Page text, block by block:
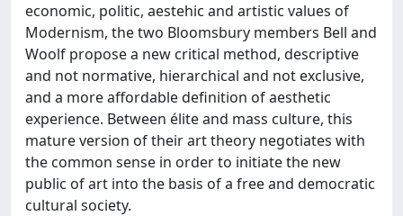
economic, politic, aestehic and artistic values of
Modernism, the two Bloomsbury members Bell and
Woolf propose a new critical method, descriptive
and not normative, hierarchical and not exclusive,
and a more affordable definition of aesthetic
experience. Between élite and mass culture, this
mature version of their art theory negotiates with
the common sense in order to initiate the new
public of art into the basis of a free and democratic
cultural society.